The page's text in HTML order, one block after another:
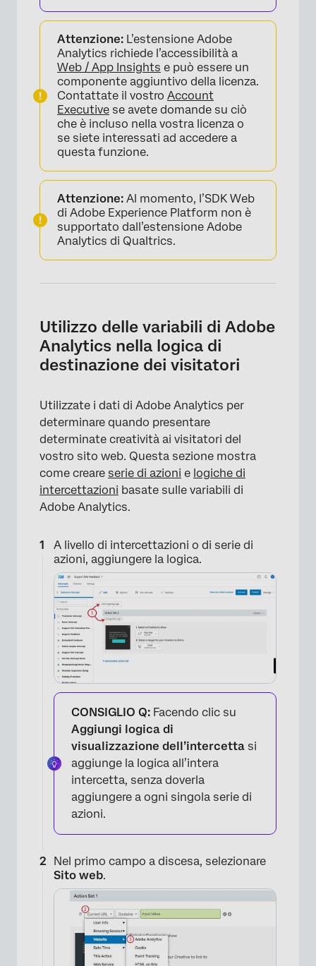
Attenzione: L’estensione Adobe
Analytics richiede l’accessibilità a
Web / App Insights e può essere un
componente aggiuntivo della licenza.
Contattate il vostro Account
Executive se avete domande su ciò
che è incluso nella vostra licenza o
se siete interessati ad accedere a
questa funzione.
Attenzione: Al momento, l’SDK Web
di Adobe Experience Platform non è
supportato dall’estensione Adobe
Analytics di Qualtrics.
Utilizzo delle variabili di Adobe
Analytics nella logica di
destinazione dei visitatori
Utilizzate i dati di Adobe Analytics per
determinare quando presentare
determinate creatività ai visitatori del
vostro sito web. Questa sezione mostra
come creare serie di azioni e logiche di
intercettazioni basate sulle variabili di
Adobe Analytics.
A livello di intercettazioni o di serie di
azioni, aggiungere la logica.
CONSIGLIO Q: Facendo clic su
Aggiungi logica di
visualizzazione dell’intercetta si
aggiunge la logica all’intera
intercetta, senza doverla
aggiungere a ogni singola serie di
azioni.
Nel primo campo a discesa, selezionare
Sito web.